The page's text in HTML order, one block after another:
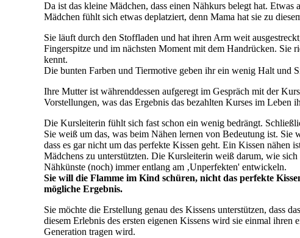
Da ist das kleine Mädchen, dass einen Nähkurs belegt hat.
Mädchen fühlt sich etwas deplatziert, denn Mama hat sie zu
Sie läuft durch den Stoffladen und hat ihren Arm weit
Fingerspitze und im nächsten Moment mit dem Handrücken. Sie
kennt.
Die bunten Farben und Tiermotive geben ihr ein wenig Halt und
Ihre Mutter ist währenddessen aufgeregt im Gespräch mit der
Vorstellungen, was das Ergebnis das bezahlten Kurses im Leben
Die Kursleiterin fühlt sich fast schon ein wenig bedrängt.
Sie weiß um das, was beim Nähen lernen von Bedeutung ist. Sie
dass es gar nicht um das perfekte Kissen geht. Ein Kissen nähen
Mädchens zu unterstützten. Die Kursleiterin weiß darum, wie
Nähkünste (noch) immer entlang am ‚Unperfekten' entwickeln.
Sie will die Flamme im Kind schüren, nicht das perfekte
mögliche Ergebnis.
Sie möchte die Erstellung genau des Kissens unterstützen, dass
diesem Erlebnis des ersten eigenen Kissens wird sie einmal
Generation tragen wird.